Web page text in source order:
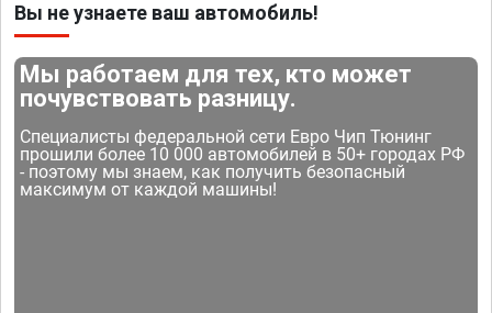
Вы не узнаете ваш автомобиль!
Мы работаем для тех, кто может
почувствовать разницу.
Специалисты федеральной сети Евро Чип Тюнинг
прошили более 10 000 автомобилей в 50+ городах РФ
- поэтому мы знаем, как получить безопасный
максимум от каждой машины!